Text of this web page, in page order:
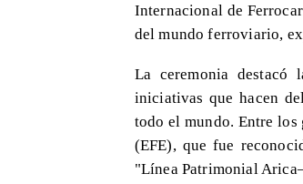
Internacional de
del mundo ferroviario,
La ceremonia
iniciativas que hacen
todo el mundo. Entre los
(EFE), que fue
"Línea Patrimonial